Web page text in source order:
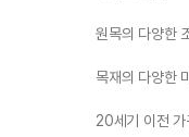
원목의 다양한
목재의 다양한
20세기 이전 가